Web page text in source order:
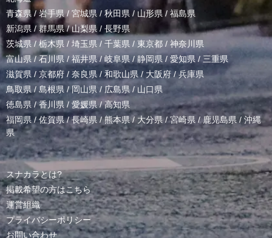
青森県 / 岩手県/ 宮城県 / 秋田県 / 山形県/ 福島県
新潟県 /群馬県/山梨県 / 長野県
茨城県 / 栃木県 / 埼玉県 / 千葉県 / 東京都 / 神奈川県
富山県 /石川県/福井県/岐阜県 / 静岡県 / 愛知県 / 三重県
滋賀県 / 京都府 / 奈良県 / 和歌山県/ 大阪府 /兵庫県
鳥取県/ 島根県 /岡山県/ 広島県 / 山口県
徳島県 /香川県 / 愛媛県/高知県
福岡県/佐賀県/長崎県 /熊本県/ 大分県/宮崎県 /鹿児島県 / 沖縄
県
スナカラとは?
掲載希望の方はこちら
運営組織
プライバシーポリシー
お問い合わせ